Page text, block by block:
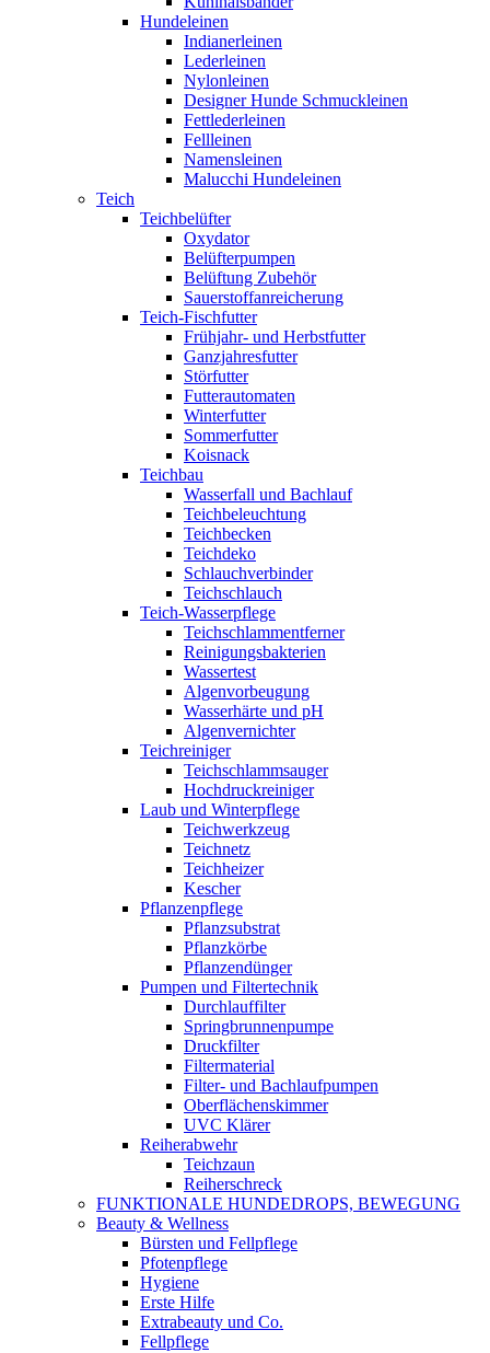
Hundeleinen
Indianerleinen
Lederleinen
Nylonleinen
Designer Hunde Schmuckleinen
Fettlederleinen
Fellleinen
Namensleinen
Malucchi Hundeleinen
Teich
Teichbelüfter
Oxydator
Belüfterpumpen
Belüftung Zubehör
Sauerstoffanreicherung
Teich-Fischfutter
Frühjahr- und Herbstfutter
Ganzjahresfutter
Störfutter
Futterautomaten
Winterfutter
Sommerfutter
Koisnack
Teichbau
Wasserfall und Bachlauf
Teichbeleuchtung
Teichbecken
Teichdeko
Schlauchverbinder
Teichschlauch
Teich-Wasserpflege
Teichschlammentferner
Reinigungsbakterien
Wassertest
Algenvorbeugung
Wasserhärte und pH
Algenvernichter
Teichreiniger
Teichschlammsauger
Hochdruckreiniger
Laub und Winterpflege
Teichwerkzeug
Teichnetz
Teichheizer
Kescher
Pflanzenpflege
Pflanzsubstrat
Pflanzkörbe
Pflanzendünger
Pumpen und Filtertechnik
Durchlauffilter
Springbrunnenpumpe
Druckfilter
Filtermaterial
Filter- und Bachlaufpumpen
Oberflächenskimmer
UVC Klärer
Reiherabwehr
Teichzaun
Reiherschreck
FUNKTIONALE HUNDEDROPS, BEWEGUNG
Beauty & Wellness
Bürsten und Fellpflege
Pfotenpflege
Hygiene
Erste Hilfe
Extrabeauty und Co.
Fellpflege